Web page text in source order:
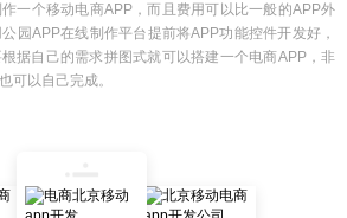
一个移动电商APP，而且费用可以比一般的APP外
园APP在线制作平台提前将APP功能控件开发好，
据自己的需求拼图式就可以搭建一个电商APP，非
可以自己完成。